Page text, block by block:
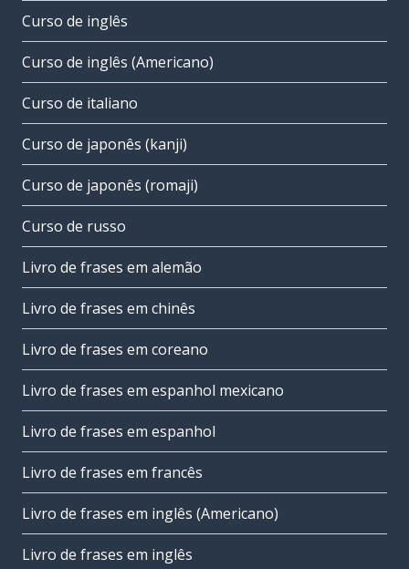
Curso de inglês
Curso de inglês (Americano)
Curso de italiano
Curso de japonês (kanji)
Curso de japonês (romaji)
Curso de russo
Livro de frases em alemão
Livro de frases em chinês
Livro de frases em coreano
Livro de frases em espanhol mexicano
Livro de frases em espanhol
Livro de frases em francês
Livro de frases em inglês (Americano)
Livro de frases em inglês